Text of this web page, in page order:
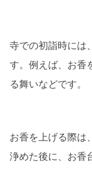
寺での初詣時には
す。例えば、お香
る舞いなどです。
お香を上げる際は
浄めた後に、お香